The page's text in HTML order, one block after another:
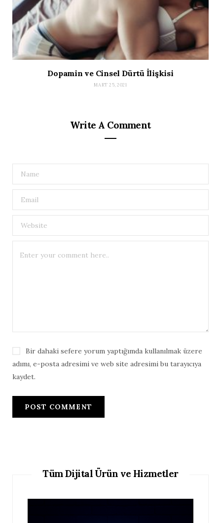
Dopamin ve Cinsel Dürtü İlişkisi
MART 25, 2021
Write A Comment
Bir dahaki sefere yorum yaptığımda kullanılmak üzere
adımı, e-posta adresimi ve web site adresimi bu tarayıcıya
kaydet.
Tüm Dijital Ürün ve Hizmetler